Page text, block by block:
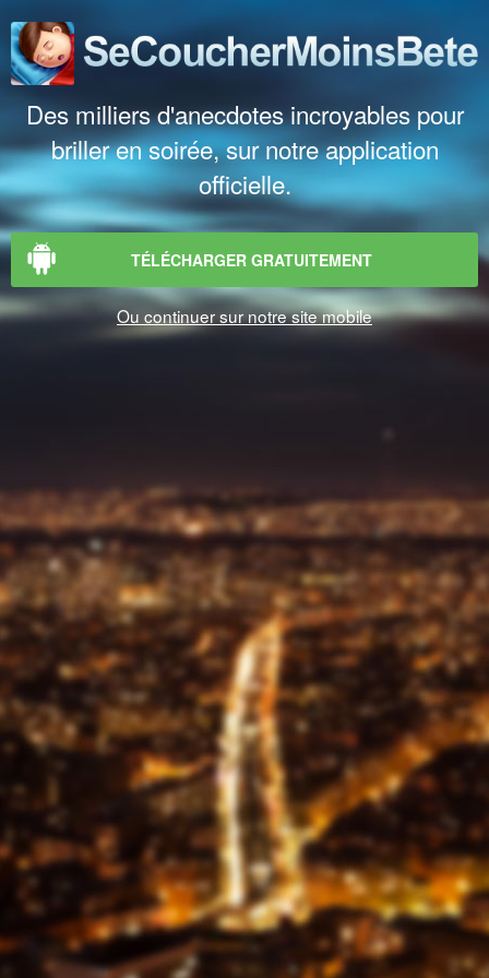
Des milliers d'anecdotes incroyables pour
briller en soirée, sur notre application
officielle.
TÉLÉCHARGER GRATUITEMENT
Ou continuer sur notre site mobile